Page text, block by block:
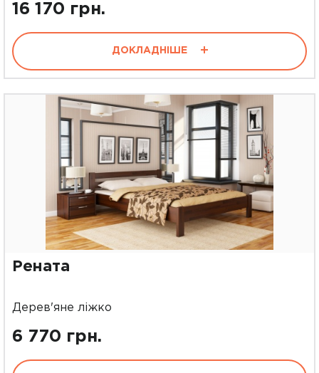
16 170 грн.
ДОКЛАДНІШЕ
Рената
Дерев'яне ліжко
6 770 грн.